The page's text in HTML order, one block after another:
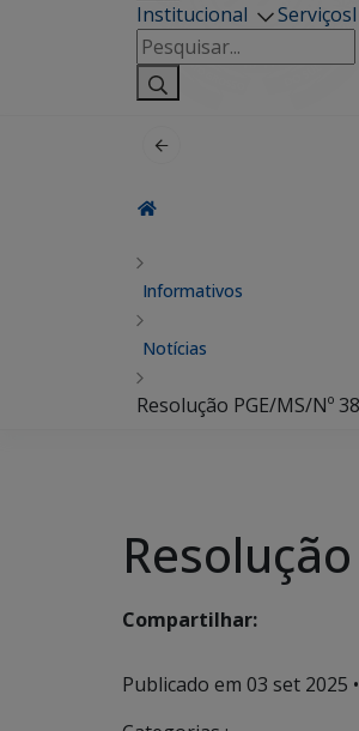
Institucional Serviços
Pesquisar
por:
Informativos
Notícias
Resolução PGE/MS/Nº
Compartilhar:
Publicado em 03 set 2025